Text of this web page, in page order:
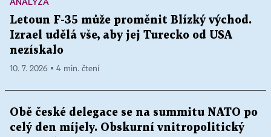
Letoun F-35 může proměnit Blízký východ.
Izrael udělá vše, aby jej Turecko od USA
nezískalo
10. 7. 2026 ▪ 4 min. čtení
Obě české delegace se na summitu NATO po
celý den míjely. Obskurní vnitropolitický